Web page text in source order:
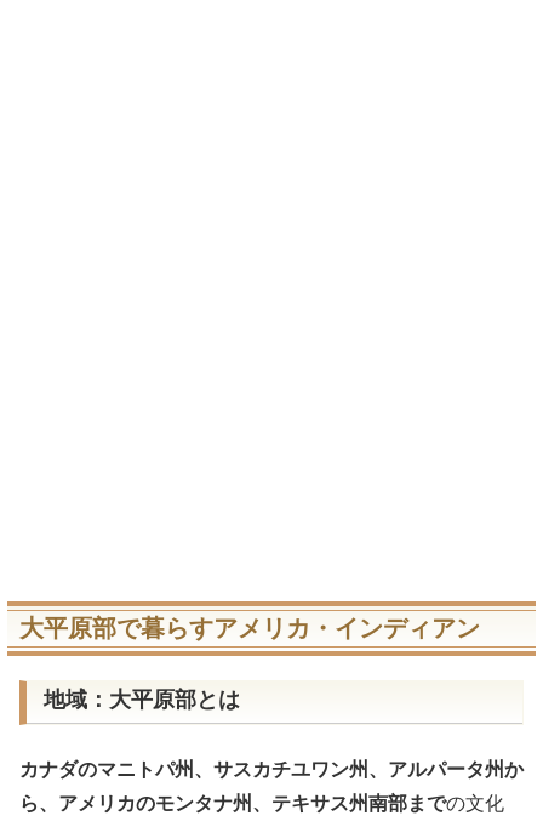
大平原部で暮らすアメリカ・インディアン
地域：大平原部とは
カナダのマニトパ州、サスカチユワン州、アルパータ州か
ら、アメリカのモンタナ州、テキサス州南部までの文化